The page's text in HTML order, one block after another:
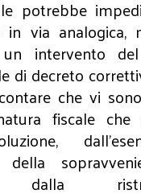
potrebbe
in via
un intervento
di decreto
che vi
fiscale che
della
dalla